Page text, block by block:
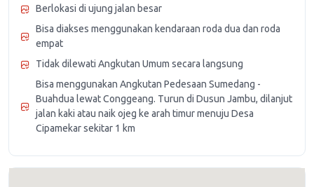
Berlokasi di ujung jalan besar
Bisa diakses menggunakan kendaraan roda dua dan roda
empat
Tidak dilewati Angkutan Umum secara langsung
Bisa menggunakan Angkutan Pedesaan Sumedang -
Buahdua lewat Conggeang. Turun di Dusun Jambu, dilanjut
jalan kaki atau naik ojeg ke arah timur menuju Desa
Cipamekar sekitar 1 km